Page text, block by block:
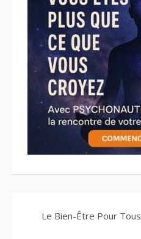
Le Bien-Être Pour Tous